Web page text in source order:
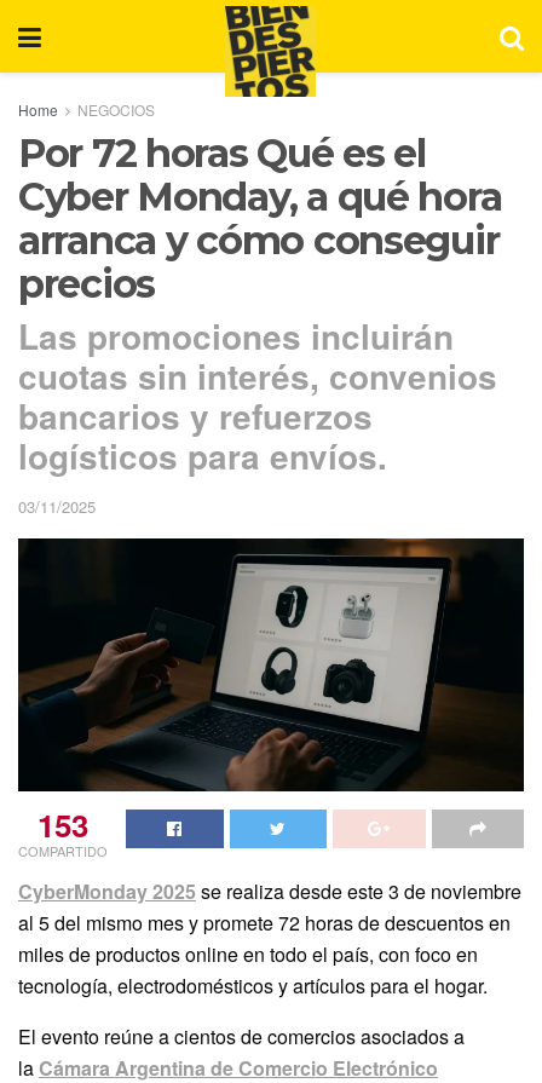
Home NEGOCIOS
Por 72 horas Qué es el
Cyber Monday, a qué hora
arranca y cómo conseguir
precios
Las promociones incluirán
cuotas sin interés, convenios
bancarios y refuerzos
logísticos para envíos.
03/11/2025
153
COMPARTIDO
CyberMonday 2025 se realiza desde este 3 de noviembre
al 5 del mismo mes y promete 72 horas de descuentos en
miles de productos online en todo el país, con foco en
tecnología, electrodomésticos y artículos para el hogar.
El evento reúne a cientos de comercios asociados a
la Cámara Argentina de Comercio Electrónico